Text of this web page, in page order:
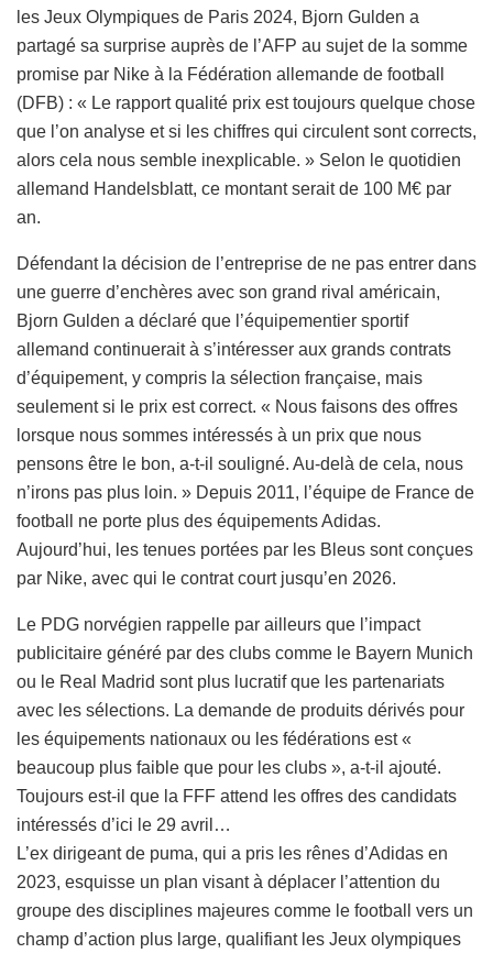
les Jeux Olympiques de Paris 2024, Bjorn Gulden a
partagé sa surprise auprès de l’AFP au sujet de la somme
promise par Nike à la Fédération allemande de football
(DFB) : « Le rapport qualité prix est toujours quelque chose
que l’on analyse et si les chiffres qui circulent sont corrects,
alors cela nous semble inexplicable. » Selon le quotidien
allemand Handelsblatt, ce montant serait de 100 M€ par
an.
Défendant la décision de l’entreprise de ne pas entrer dans
une guerre d’enchères avec son grand rival américain,
Bjorn Gulden a déclaré que l’équipementier sportif
allemand continuerait à s’intéresser aux grands contrats
d’équipement, y compris la sélection française, mais
seulement si le prix est correct. « Nous faisons des offres
lorsque nous sommes intéressés à un prix que nous
pensons être le bon, a-t-il souligné. Au-delà de cela, nous
n’irons pas plus loin. » Depuis 2011, l’équipe de France de
football ne porte plus des équipements Adidas.
Aujourd’hui, les tenues portées par les Bleus sont conçues
par Nike, avec qui le contrat court jusqu’en 2026.
Le PDG norvégien rappelle par ailleurs que l’impact
publicitaire généré par des clubs comme le Bayern Munich
ou le Real Madrid sont plus lucratif que les partenariats
avec les sélections. La demande de produits dérivés pour
les équipements nationaux ou les fédérations est «
beaucoup plus faible que pour les clubs », a-t-il ajouté.
Toujours est-il que la FFF attend les offres des candidats
intéressés d’ici le 29 avril…
L’ex dirigeant de puma, qui a pris les rênes d’Adidas en
2023, esquisse un plan visant à déplacer l’attention du
groupe des disciplines majeures comme le football vers un
champ d’action plus large, qualifiant les Jeux olympiques